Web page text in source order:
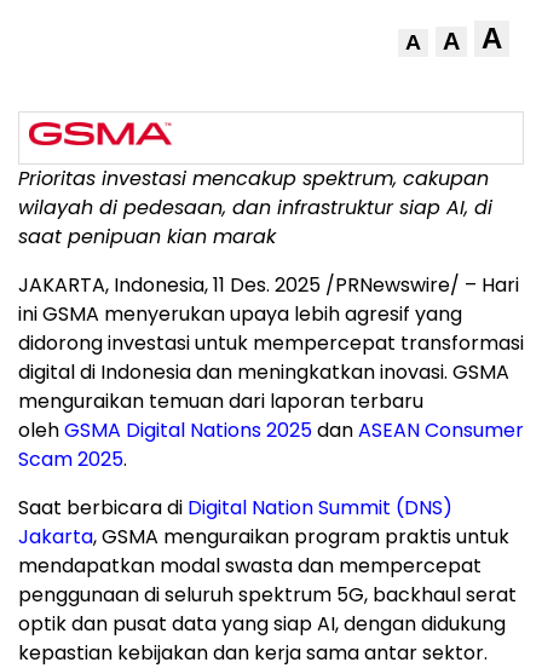
A A A
Prioritas investasi mencakup spektrum, cakupan
wilayah di pedesaan, dan infrastruktur siap AI, di
saat penipuan kian marak
JAKARTA, Indonesia,11 Des. 2025 /PRNewswire/ – Hari
ini GSMA menyerukan upaya lebih agresif yang
didorong investasi untuk mempercepat transformasi
digital di Indonesiadan meningkatkan inovasi. GSMA
menguraikan temuan dari laporan terbaru
olehGSMA Digital Nations 2025danASEAN Consumer
Scam 2025.
Saat berbicara di Digital Nation Summit (DNS)
Jakarta, GSMA menguraikan program praktis untuk
mendapatkan modal swasta dan mempercepat
penggunaan di seluruh spektrum 5G, backhaul serat
optik dan pusat data yang siap AI, dengan didukung
kepastian kebijakan dan kerja sama antar sektor.